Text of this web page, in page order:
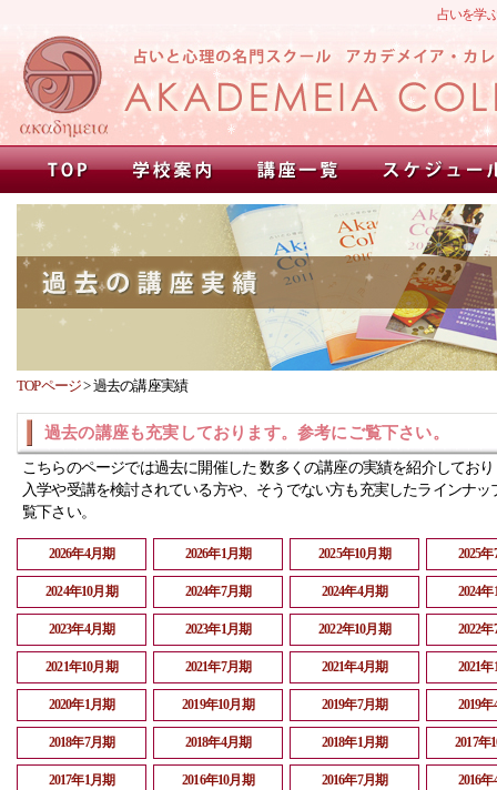
占いを学
TOPページ>過去の講座実績
過去の講座も充実しております。参考にご覧下さい。
こちらのページでは過去に開催した 数多くの講座の実績を紹介してお
入学や受講を検討されている方や、そうでない方も充実したラインナッ
覧下さい。
2026年4月期 2026年1月期 2025年10月期 2025
2024年10月期 2024年7月期 2024年4月期 2024
2023年4月期 2023年1月期 2022年10月期 2022
2021年10月期 2021年7月期 2021年4月期 2021
2020年1月期 2019年10月期 2019年7月期 2019
2018年7月期 2018年4月期 2018年1月期 2017年
2017年1月期 2016年10月期 2016年7月期 2016